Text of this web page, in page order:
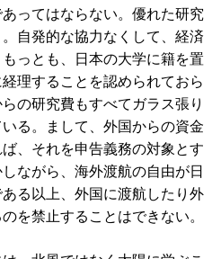
ってはならない。優れた研究
自発的な協力なくして、経済
っとも、日本の大学に籍を置
理することを認められておら
の研究費もすべてガラス張り
る。まして、外国からの資金
、それを申告義務の対象とす
ながら、海外渡航の自由が日
る以上、外国に渡航したり外
を禁止することはできない。